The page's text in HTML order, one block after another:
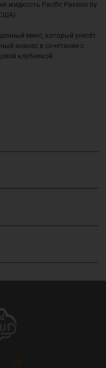
жидкость Pacific Passion by
США)
микс, который унесёт
ананас в сочетании с
клубникой.